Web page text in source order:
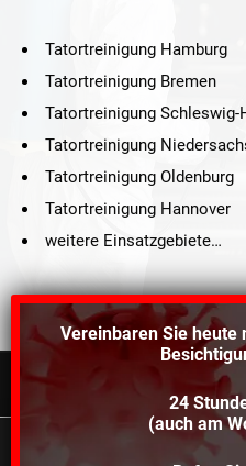
Tatortreinigung Hamburg
Tatortreinigung Bremen
Tatortreinigung
Tatortreinigung
Tatortreinigung Oldenburg
Tatortreinigung Hannover
weitere Einsatzgebiete…
©2021 Schröders Service
Schroeder
Vereinbaren Sie heute
24
(auch am